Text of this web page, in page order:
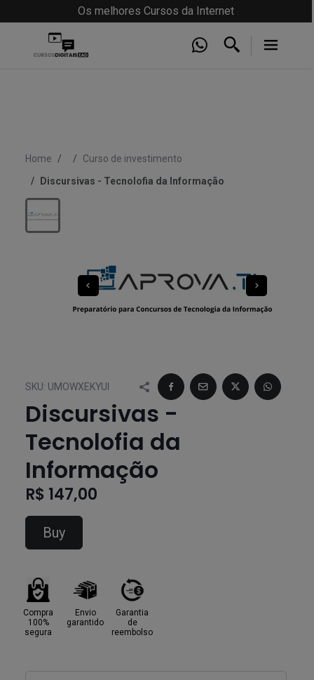
Os melhores Cursos da Internet
Home
Curso de investimento
Discursivas - Tecnolofia da Informação
SKU: UMOWXEKYUI
Discursivas -
Tecnolofia da
Informação
R$ 147,00
Buy
Compra
100%
segura
Envio
garantido
Garantia
de
reembolso